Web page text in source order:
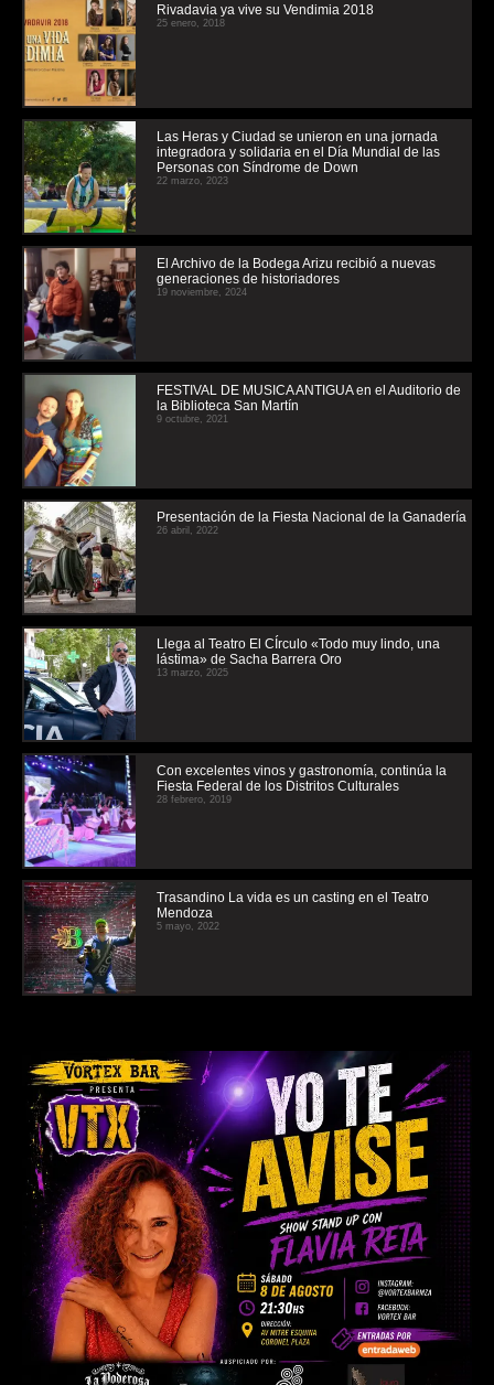
Rivadavia ya vive su Vendimia 2018
25 enero, 2018
Las Heras y Ciudad se unieron en una jornada
integradora y solidaria en el Día Mundial de las
Personas con Síndrome de Down
22 marzo, 2023
El Archivo de la Bodega Arizu recibió a nuevas
generaciones de historiadores
19 noviembre, 2024
FESTIVAL DE MUSICA ANTIGUA en el Auditorio de
la Biblioteca San Martín
9 octubre, 2021
Presentación de la Fiesta Nacional de la Ganadería
26 abril, 2022
Llega al Teatro El CÍrculo «Todo muy lindo, una
lástima» de Sacha Barrera Oro
13 marzo, 2025
Con excelentes vinos y gastronomía, continúa la
Fiesta Federal de los Distritos Culturales
28 febrero, 2019
Trasandino La vida es un casting en el Teatro
Mendoza
5 mayo, 2022